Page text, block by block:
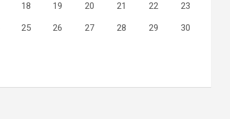
18 19 20 21 22 23
25 26 27 28 29 30